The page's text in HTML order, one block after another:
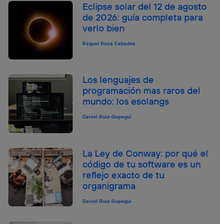
Eclipse solar del 12 de agosto
de 2026: guía completa para
verlo bien
Raquel Roca Cabades
Los lenguajes de
programación mas raros del
mundo: los esolangs
Daniel Ruiz-Gopegui
La Ley de Conway: por qué el
código de tu software es un
reflejo exacto de tu
organigrama
Daniel Ruiz-Gopegui